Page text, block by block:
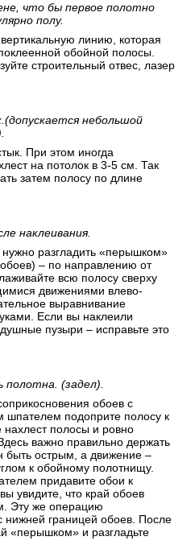
что бы первое полотно
полу.
линию, которая
обойной полосы.
строительный отвес, лазер
небольшой
При этом иногда
на потолок в 3-5 см. Так
затем полосу по длине
наклеивания.
разгладить «перышком»
– по направлению от
всю полосу сверху
движениями влево-
выравнивание
Если вы наклеили
пузыри – исправьте это
(задел).
обоев с
шпателем подоприте полосу к
нахлест полосы и ровно
важно правильно держать
острым, а движение –
к обойному полотнищу.
придавите обои к
увидите, что край обоев
Эту же операцию
нижней границей обоев. После
«перышком» и разгладьте